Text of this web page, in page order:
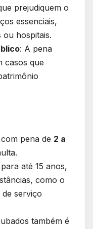
prejudiquem o
essenciais,
ou hospitais.
: A pena
casos que
pena de 2 a
até 15 anos,
como o
serviço
também é